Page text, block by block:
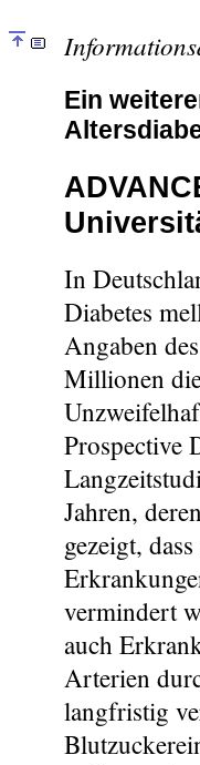
Ein
In
Diabetes
Angaben
Millionen
Prospective
Jahren,
gezeigt,
vermindert
auch
Arterien
langfristig